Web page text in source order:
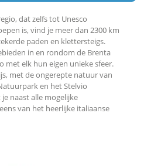
dat zelfs tot Unesco
is, vind je meer dan 2300 km
paden en klettersteigs.
in en rondom de Brenta
met elk hun eigen unieke sfeer.
met de ongerepte natuur van
en het Stelvio
naast alle mogelijke
van het heerlijke italiaanse